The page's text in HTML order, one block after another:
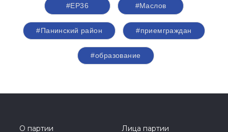
#ЕР36 #Маслов
#Панинский район #приемграждан
#образование
О партии
Лица партии